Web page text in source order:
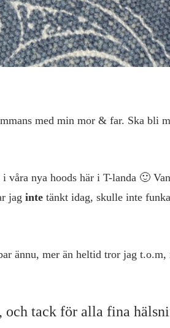
med min mor & far. Ska bli
nya hoods här i T-landa 🙂
jag intetänkt idag, skulle inte
ännu, mer än heltid tror jag
och tack för alla fina